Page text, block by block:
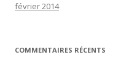
février 2014
COMMENTAIRES RÉCENTS